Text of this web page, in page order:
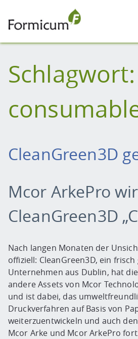
Schlagwort:
CleanGreen3D
Mcor ArkePro
CleanGreen3D
Nach langen Monaten der
offiziell: CleanGreen3D, ein
Unternehmen aus Dublin, hat
andere Assets von Mcor
und ist dabei, das
Druckverfahren auf Basis von
weiterzuentwickeln und auch
Mcor Arke und Mcor ArkePro